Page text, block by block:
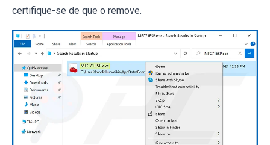
certifique-se de que o remove.